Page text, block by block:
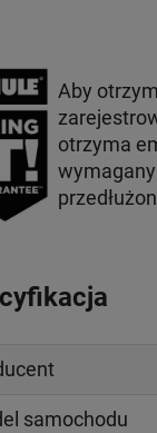
Aby
otrzyma
samochodu